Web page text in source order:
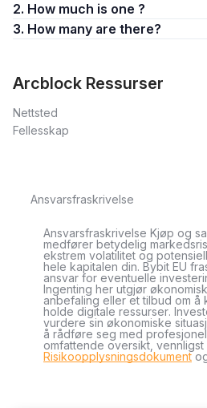
2. How much is one ?
3. How many are there?
Arcblock Ressurser
Nettsted
Fellesskap
Ansvarsfraskrivelse
Ansvarsfraskrivelse Kjøp og
medfører betydelig
ekstrem volatilitet og
hele kapitalen din. Bybit EU
ansvar for eventuelle
Ingenting her utgjør
anbefaling eller et tilbud om å
holde digitale ressurser.
vurdere sin økonomiske
å rådføre seg med
omfattende oversikt, vennligst
Risikoopplysningsdokument